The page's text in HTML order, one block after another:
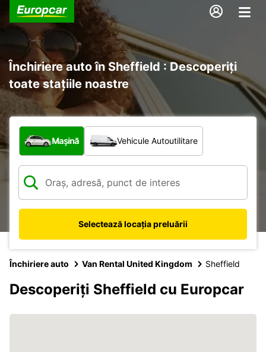
Închiriere auto în Sheffield : Descoperiți
toate stațiile noastre
Ce tip de vehicul?
Mașină Vehicule Autoutilitare
Selectează locația preluării
Închiriere auto Van Rental United Kingdom Sheffield
Descoperiți Sheffield cu Europcar